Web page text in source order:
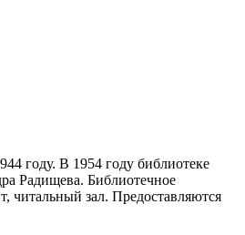
году. В 1954 году библиотеке
Радищева. Библиотечное
читальный зал. Предоставляются